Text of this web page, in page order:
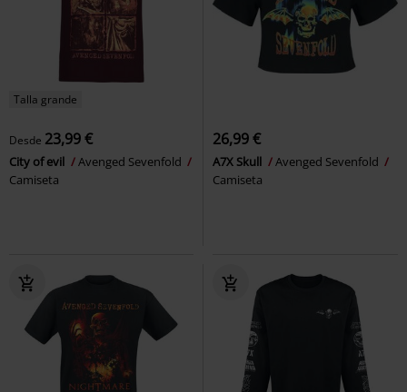
Talla grande
Desde 23,99 €
City of evil
Avenged Sevenfold
Camiseta
26,99 €
A7X Skull
Avenged Sevenfold
Camiseta